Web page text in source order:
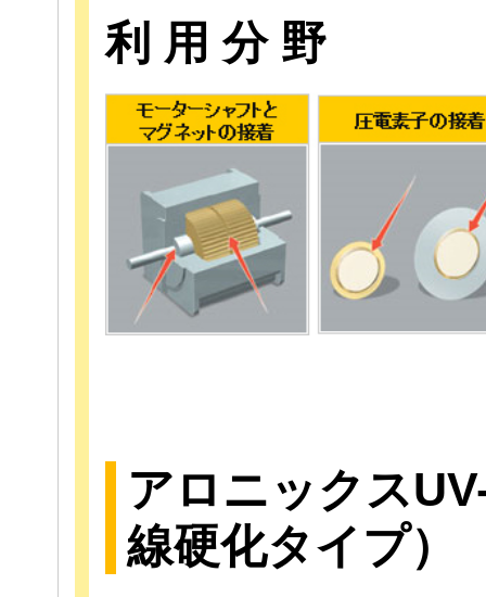
利 用 分 野
アロニックス
線硬化タイプ）